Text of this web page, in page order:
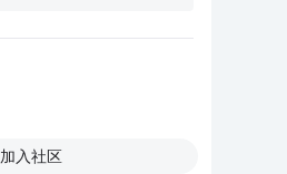
加入社区